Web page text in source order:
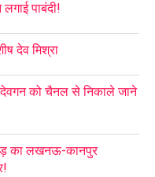
पाबंदी!
देव मिश्रा
देवगन को चैनल से निकाले जाने
का लखनऊ-कानपुर